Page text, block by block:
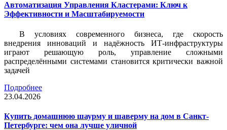
Автоматизация Управления Кластерами: Ключ к
Эффективности и Масштабируемости
В условиях современного бизнеса, где скорость
внедрения инноваций и надёжность ИТ-инфраструктуры
играют решающую роль, управление сложными
распределёнными системами становится критически важной
задачей
Подробнее
23.04.2026
Купить домашнюю шаурму и шаверму на дом в Санкт-
Петербурге: чем она лучше уличной